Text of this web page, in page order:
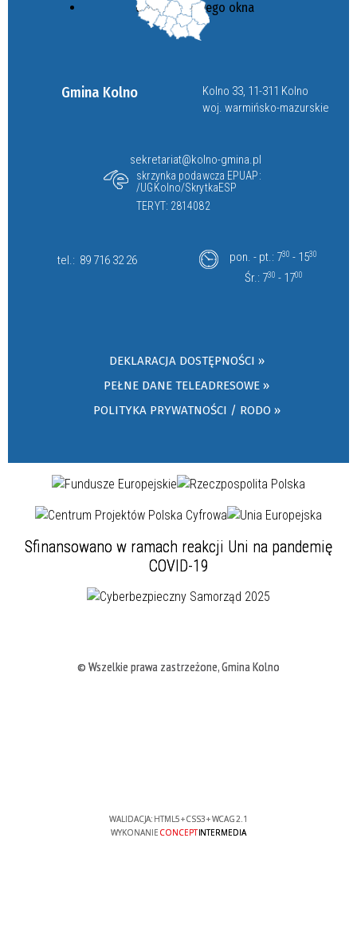
Gmina Kolno
Kolno 33, 11-311 Kolno
woj. warmińsko-mazurskie
sekretariat@kolno-gmina.pl
skrzynka podawcza EPUAP:
/UGKolno/SkrytkaESP
TERYT: 2814082
tel.: 89 716 32 26 pon. - pt.: 730 - 1530
Śr.: 730 - 1700
DEKLARACJA DOSTĘPNOŚCI »
PEŁNE DANE TELEADRESOWE »
POLITYKA PRYWATNOŚCI / RODO »
Sfinansowano w ramach reakcji Uni na pandemię
COVID-19
© Wszelkie prawa zastrzeżone, Gmina Kolno
WALIDACJA: HTML5+CSS3+WCAG 2.1
WYKONANIE CONCEPTINTERMEDIA